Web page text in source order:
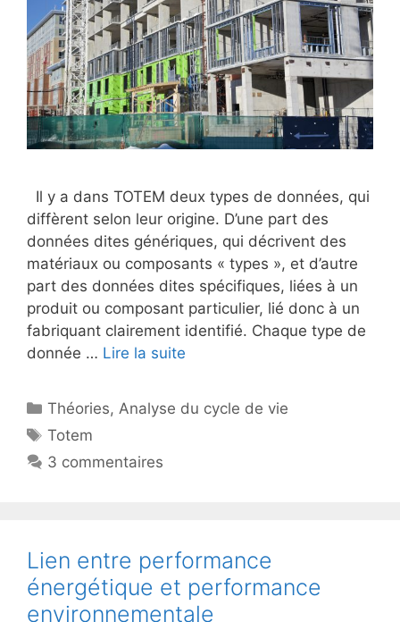
Il y a dans TOTEM deux types de données, qui
diffèrent selon leur origine. D’une part des
données dites génériques, qui décrivent des
matériaux ou composants « types », et d’autre
part des données dites spécifiques, liées à un
produit ou composant particulier, lié donc à un
fabriquant clairement identifié. Chaque type de
donnée … Lire la suite
Catégories
Théories, Analyse du cycle de vie
Étiquettes
Totem
3 commentaires
Lien entre performance
énergétique et performance
environnementale